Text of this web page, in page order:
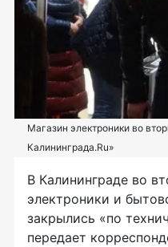
Магазин электроники во
Калининграда.Ru»
В Калининграде во
электроники и
закрылись «по
передает